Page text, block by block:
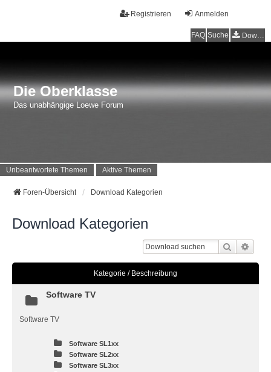
Anmelden
Registrieren
FAQ Suche Downloads
Die Oberklasse
Das unabhängige Loewe Forum
Unbeantwortete Themen Aktive Themen
Foren-Übersicht Download Kategorien
Download Kategorien
Suche
Kategorie / Beschreibung
Software TV
Software TV
Software SL1xx
Software SL2xx
Software SL3xx